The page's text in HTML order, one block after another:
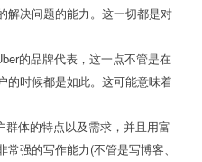
解决问题的能力。这一切都是对
的品牌代表，这一点不管是在
的时候都是如此。这可能意味着
体的特点以及需求，并且用富
强的写作能力(不管是写博客、